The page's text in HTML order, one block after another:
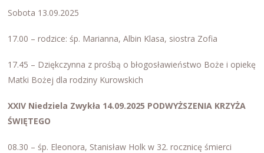
Sobota 13.09.2025
17.00 – rodzice: śp. Marianna, Albin Klasa, siostra Zofia
17.45 – Dziękczynna z prośbą o błogosławieństwo Boże i opiekę
Matki Bożej dla rodziny Kurowskich
XXIV Niedziela Zwykła 14.09.2025 PODWYŻSZENIA KRZYŻA
ŚWIĘTEGO
08.30 – śp. Eleonora, Stanisław Holk w 32. rocznicę śmierci